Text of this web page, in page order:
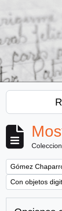
Remove filter:
Gómez
Remove filter:
Con objetos